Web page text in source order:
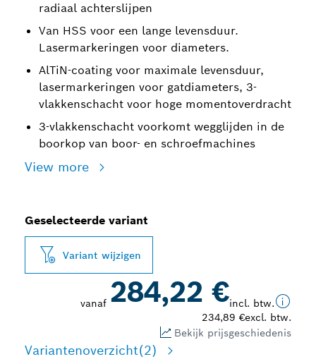
radiaal achterslijpen
Van HSS voor een lange levensduur.
Lasermarkeringen voor diameters.
AlTiN-coating voor maximale levensduur,
lasermarkeringen voor gatdiameters, 3-
vlakkenschacht voor hoge momentoverdracht
3-vlakkenschacht voorkomt wegglijden in de
boorkop van boor- en schroefmachines
View more
Geselecteerde variant
Variant wijzigen
vanaf 284,22 €incl. btw.
234,89 €excl. btw.
Bekijk prijsgeschiedenis
Variantenoverzicht(2)